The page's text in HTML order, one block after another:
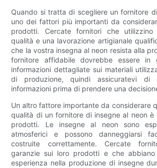
Quando si tratta di scegliere un fornitore
uno dei fattori più importanti da
prodotti. Cercate fornitori che
qualità e una lavorazione artigianale
che la vostra insegna al neon resista alla
fornitore affidabile dovrebbe essere in
informazioni dettagliate sui materiali
di produzione, quindi assicuratevi di
informazioni prima di prendere una
Un altro fattore importante da considerare
qualità di un fornitore di insegne al neon è
prodotti. Le insegne al neon sono
atmosferici e possono danneggiarsi
costruite correttamente. Cercate
garanzie sui loro prodotti e che abbiano
esperienza nella produzione di insegne